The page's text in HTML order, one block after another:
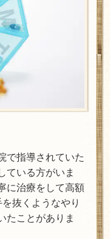
で指導されていた
ている方がいま
に治療をして高額
抜くようなやり
たことがありま